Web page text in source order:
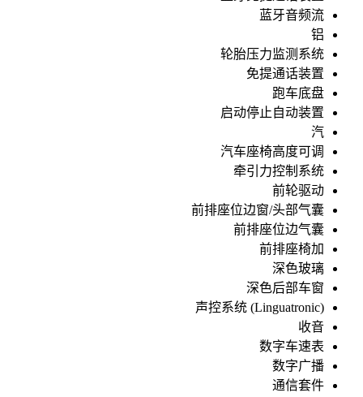
蓝牙音频流
铝
轮胎压力监测系统
免提通话装置
跑车底盘
启动停止自动装置
汽
汽车座椅高度可调
牵引力控制系统
前轮驱动
前排座位边窗/头部气囊
前排座位边气囊
前排座椅加
深色玻璃
深色后部车窗
声控系统 (Linguatronic)
收音
数字车速表
数字广播
通信套件